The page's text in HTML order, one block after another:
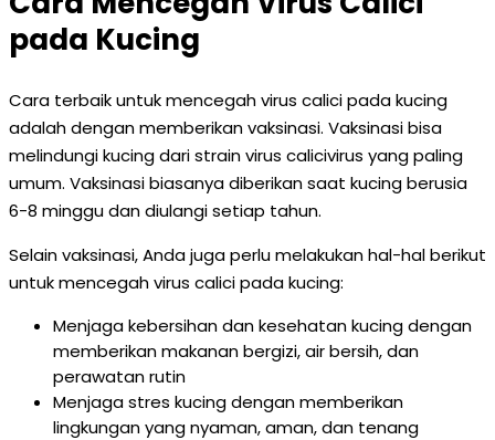
pada Kucing
Cara terbaik untuk mencegah virus calici pada kucing
adalah dengan memberikan vaksinasi. Vaksinasi bisa
melindungi kucing dari strain virus calicivirus yang paling
umum. Vaksinasi biasanya diberikan saat kucing berusia
6-8 minggu dan diulangi setiap tahun.
Selain vaksinasi, Anda juga perlu melakukan hal-hal berikut
untuk mencegah virus calici pada kucing:
Menjaga kebersihan dan kesehatan kucing dengan
memberikan makanan bergizi, air bersih, dan
perawatan rutin
Menjaga stres kucing dengan memberikan
lingkungan yang nyaman, aman, dan tenang